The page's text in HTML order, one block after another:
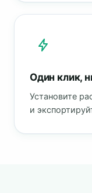
Один клик,
Установите
и